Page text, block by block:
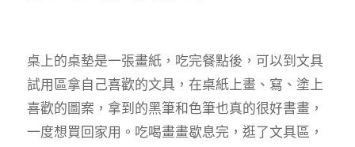
桌上的桌墊是一張畫紙，吃完餐點後，可以到文具
試用區拿自己喜歡的文具，在桌紙上畫、寫、塗上
喜歡的圖案，拿到的黑筆和色筆也真的很好書畫，
一度想買回家用。吃喝畫畫歇息完，逛了文具區，